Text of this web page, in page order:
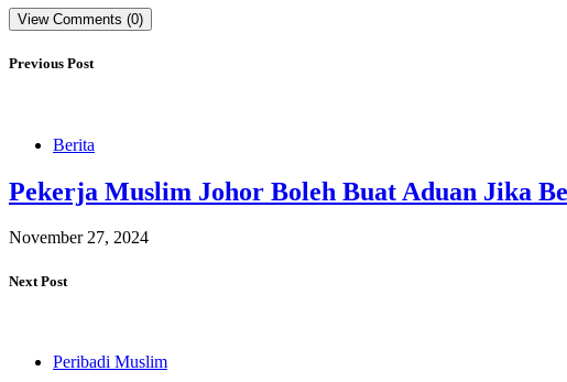
View Comments (0)
Previous Post
Berita
Pekerja Muslim Johor Boleh Buat Aduan Jika
November 27, 2024
Next Post
Peribadi Muslim